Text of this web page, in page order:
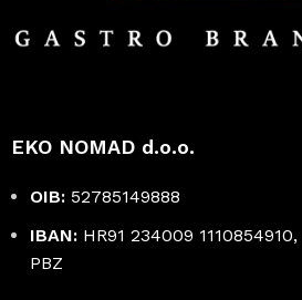
EKO NOMAD d.o.o.
OIB: 52785149888
IBAN: HR91 234009 1110854910,
PBZ